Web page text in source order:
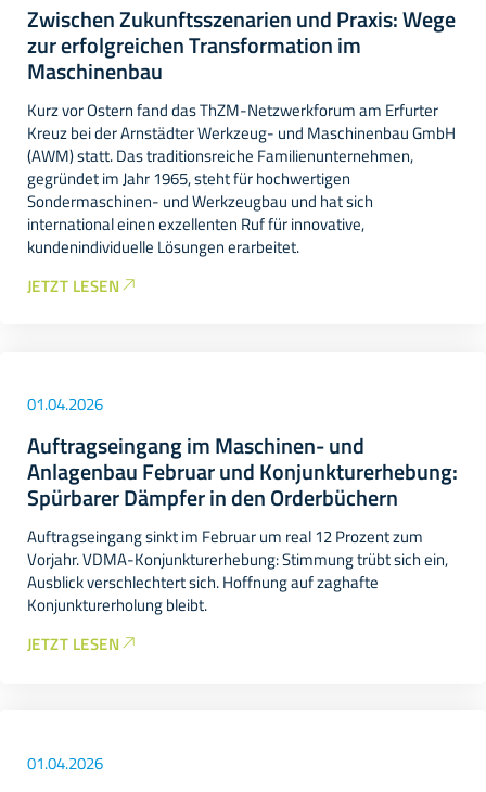
Zwischen Zukunftsszenarien und Praxis: Wege
zur erfolgreichen Transformation im
Maschinenbau
Kurz vor Ostern fand das ThZM-Netzwerkforum am Erfurter
Kreuz bei der Arnstädter Werkzeug- und Maschinenbau GmbH
(AWM) statt. Das traditionsreiche Familienunternehmen,
gegründet im Jahr 1965, steht für hochwertigen
Sondermaschinen- und Werkzeugbau und hat sich
international einen exzellenten Ruf für innovative,
kundenindividuelle Lösungen erarbeitet.
JETZT LESEN
01.04.2026
Auftragseingang im Maschinen- und
Anlagenbau Februar und Konjunkturerhebung:
Spürbarer Dämpfer in den Orderbüchern
Auftragseingang sinkt im Februar um real 12 Prozent zum
Vorjahr. VDMA-Konjunkturerhebung: Stimmung trübt sich ein,
Ausblick verschlechtert sich. Hoffnung auf zaghafte
Konjunkturerholung bleibt.
JETZT LESEN
01.04.2026